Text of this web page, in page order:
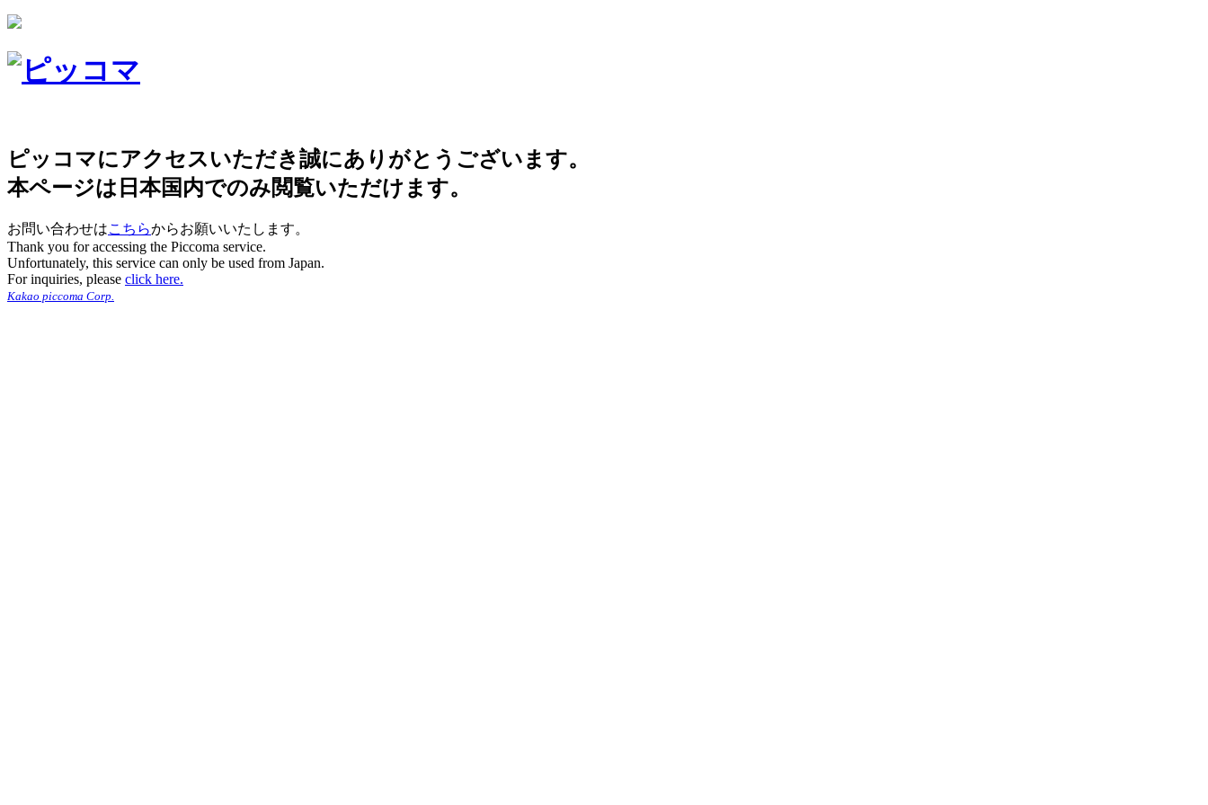
ピッコマにアクセスいただき誠にありがとうございます。
本ページは日本国内でのみ閲覧いただけます。
お問い合わせはこちらからお願いいたします。
Thank you for accessing the Piccoma service.
Unfortunately, this service can only be used from Japan.
For inquiries, please click here.
Kakao piccoma Corp.